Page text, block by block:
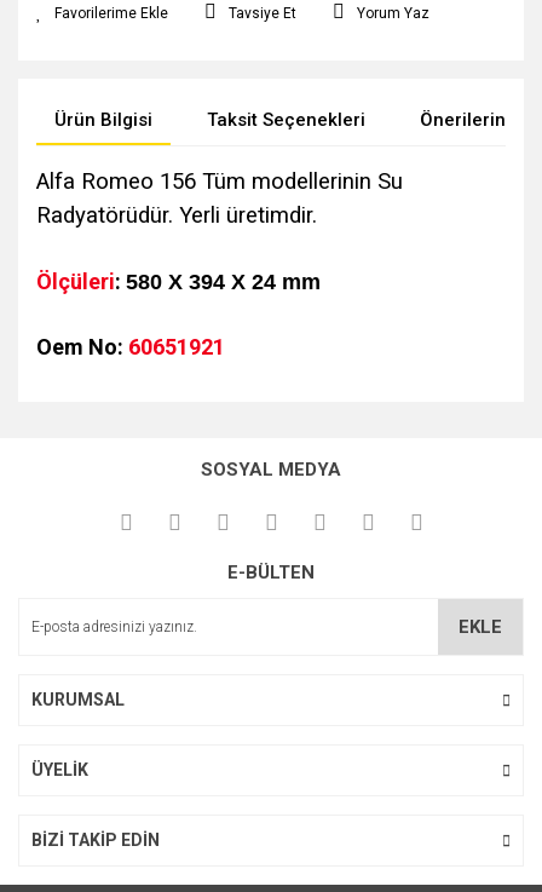
Tavsiye Et Yorum Yaz
Ürün Bilgisi Taksit Seçenekleri Önerileriniz
Alfa Romeo 156 Tüm modellerinin Su
Radyatörüdür. Yerli üretimdir.
Ölçüleri: 580 X 394 X 24 mm
Oem No: 60651921
kullanarak tarafımıza iletebilirsiniz.
Görüş ve önerileriniz için teşekkür ederiz.
Ürün açıklamasında eksik bilgiler bulunuyor.
SOSYAL MEDYA
E-BÜLTEN
EKLE
KURUMSAL
ÜYELİK
BİZİ TAKİP EDİN